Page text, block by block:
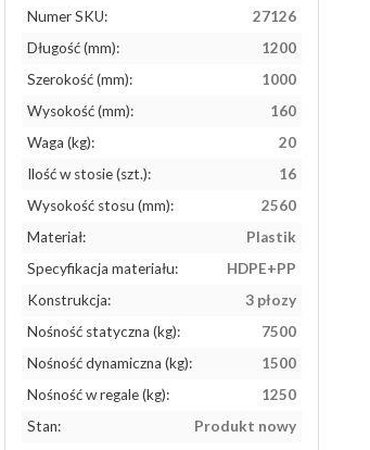
Numer SKU:
27126
Długość (mm):
1200
Szerokość (mm):
1000
Wysokość (mm):
160
Waga (kg):
20
Ilość w stosie (szt.):
16
Wysokość stosu (mm):
2560
Materiał:
Plastik
Specyfikacja materiału:
HDPE+PP
Konstrukcja:
3 płozy
Nośność statyczna (kg):
7500
Nośność dynamiczna (kg):
1500
Nośność w regale (kg):
1250
Stan:
Produkt nowy